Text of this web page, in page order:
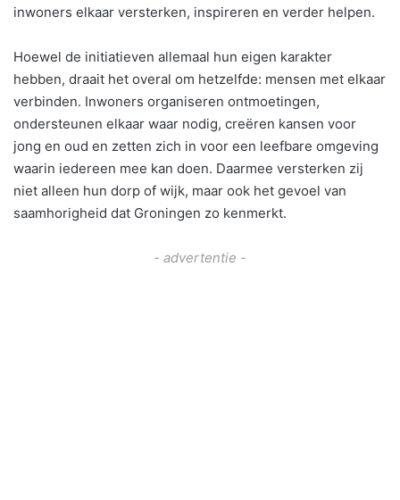
inwoners elkaar versterken, inspireren en verder helpen.
Hoewel de initiatieven allemaal hun eigen karakter
hebben, draait het overal om hetzelfde: mensen met elkaar
verbinden. Inwoners organiseren ontmoetingen,
ondersteunen elkaar waar nodig, creëren kansen voor
jong en oud en zetten zich in voor een leefbare omgeving
waarin iedereen mee kan doen. Daarmee versterken zij
niet alleen hun dorp of wijk, maar ook het gevoel van
saamhorigheid dat Groningen zo kenmerkt.
- advertentie -